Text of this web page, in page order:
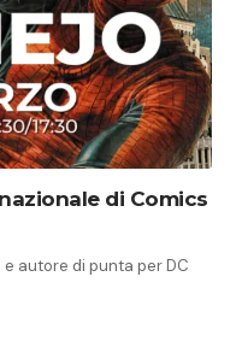
di Comics
autore di punta per DC